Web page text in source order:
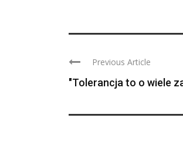
Previous Article
"Tolerancja to o wiele